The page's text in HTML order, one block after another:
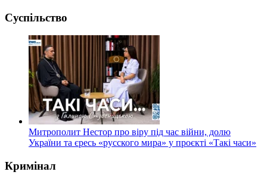
Суспільство
Митрополит Нестор про віру під час війни, долю
України та єресь «русского мира» у проєкті «Такі часи»
Кримінал